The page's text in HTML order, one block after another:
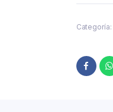
Categoría: